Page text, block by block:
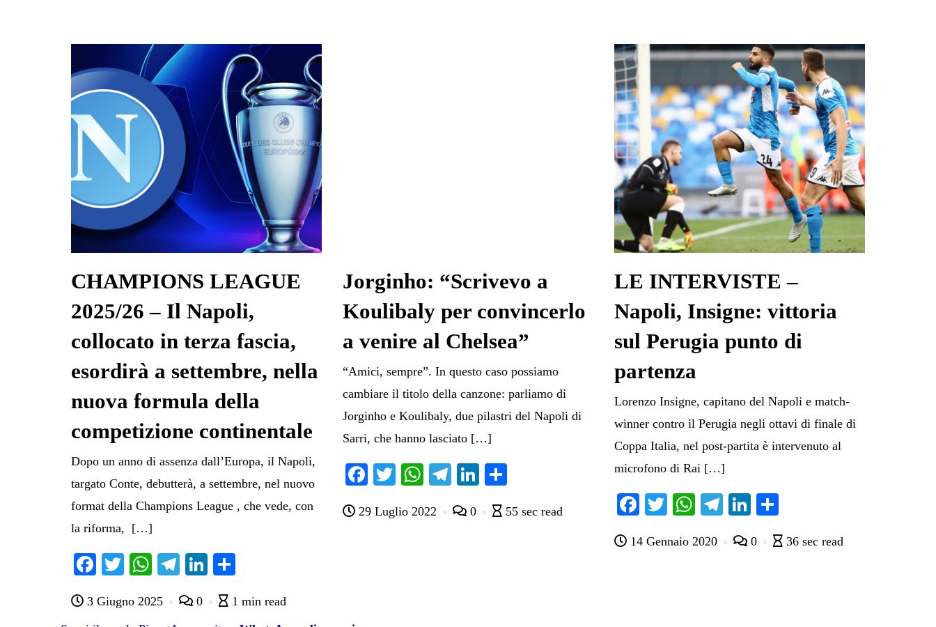
CHAMPIONS LEAGUE
2025/26 – Il Napoli,
collocato in terza fascia,
esordirà a settembre, nella
nuova formula della
competizione continentale
Dopo un anno di assenza dall’Europa, il Napoli,
targato Conte, debutterà, a settembre, nel nuovo
format della Champions League , che vede, con
la riforma, […]
Fa
bo
T
tte
W
ts
Te
gr
Li
ed di
3 Giugno 2025 0 1 min read
Jorginho: “Scrivevo a
Koulibaly per convincerlo
a venire al Chelsea”
“Amici, sempre”. In questo caso possiamo
cambiare il titolo della canzone: parliamo di
Jorginho e Koulibaly, due pilastri del Napoli di
Sarri, che hanno lasciato […]
Fa
bo
T
tte
W
ts
Te
gr
Li
ed di
29 Luglio 2022 0 55 sec read
LE INTERVISTE –
Napoli, Insigne: vittoria
sul Perugia punto di
partenza
Lorenzo Insigne, capitano del Napoli e match-
winner contro il Perugia negli ottavi di finale di
Coppa Italia, nel post-partita è intervenuto al
microfono di Rai […]
Fa
bo
T
tte
W
ts
Te
gr
Li
ed di
14 Gennaio 2020 0 36 sec read